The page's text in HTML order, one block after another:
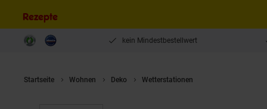
Rezepte
kein Mindestbestellwert
Startseite Wohnen Deko Wetterstationen